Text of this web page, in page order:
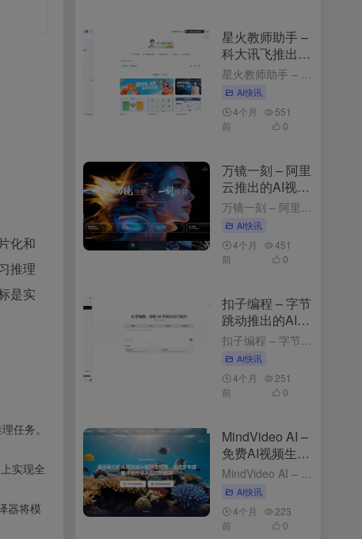
化和
推理
是实
任务。
实现全
器将模
星火教师助手 –
科大讯飞推出的
AI备课工具
星火教师助手 – 科大讯飞推出的AI备课工具 2个月前发布 星火教师助手是什么 星火教师助手是科大讯飞基于星火认知大模型推出的AI备课工具，能简化教师的备课流程，提升教学效率，为教师提供个性化的教学资...
AI快讯
4个月
前
551
0
万镜一刻 – 阿里
云推出的AI视频
创作工具
万镜一刻 – 阿里云推出的AI视频创作工具 4周前发布 万镜一刻是什么 万镜一刻是阿里云推出的，以”万镜生辉·一刻成片”为核心理念，为不同需求的创作者提供从内容解析到故事板生成的一站式解决方案。产品目...
AI快讯
4个月
前
451
0
扣子编程 – 字节
跳动推出的AI应
用开发平台
扣子编程 – 字节跳动推出的AI应用开发平台 3个月前发布 扣子编程是什么 扣子编程是字节跳动推出的，通过自然语言描述需求，快速生成智能体、工作流和网页应用。平台提供开箱即用的云端开发环境，无需安装工...
AI快讯
4个月
前
251
0
MindVideo AI –
免费AI视频生成
工具，支持图、
文生视频
MindVideo AI – 免费AI视频生成工具，支持图、文生视频 4个月前发布 MindVideo AI是什么 MindVideo AI 是先进的免费在线 ，支持和功能。用户只需输入文字描述或上传...
AI快讯
4个月
前
223
0